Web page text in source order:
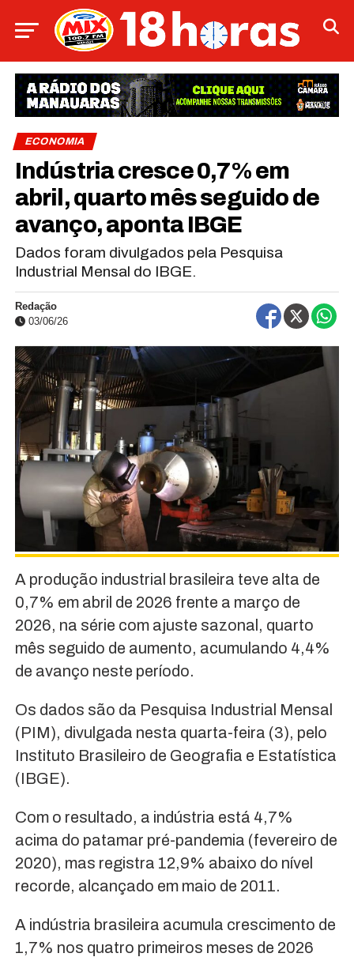
ECONOMIA
Indústria cresce 0,7% em
abril, quarto mês seguido de
avanço, aponta IBGE
Dados foram divulgados pela Pesquisa
Industrial Mensal do IBGE.
Redação
03/06/26
A produção industrial brasileira teve alta de
0,7% em abril de 2026 frente a março de
2026, na série com ajuste sazonal, quarto
mês seguido de aumento, acumulando 4,4%
de avanço neste período.
Os dados são da Pesquisa Industrial Mensal
(PIM), divulgada nesta quarta-feira (3), pelo
Instituto Brasileiro de Geografia e Estatística
(IBGE).
Com o resultado, a indústria está 4,7%
acima do patamar pré-pandemia (fevereiro de
2020), mas registra 12,9% abaixo do nível
recorde, alcançado em maio de 2011.
A indústria brasileira acumula crescimento de
1,7% nos quatro primeiros meses de 2026